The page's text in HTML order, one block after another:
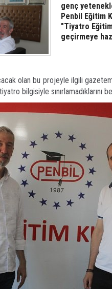
genç
Penbil Eğitim
"Tiyatro
geçirmeye
olan bu projeyle ilgili
bilgisiyle sınırlamadıklarını